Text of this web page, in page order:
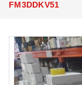
FM3DDKV51